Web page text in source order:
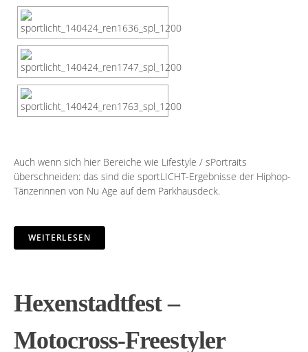
Auch wenn sich hier Bereiche wie Lifestyle / sPortraits
überschneiden: das sind die sportLICHT-Ergebnisse der Hiphop-
Tänzerinnen von Nu Age auf dem Parkhausdeck.
WEITERLESEN
Hexenstadtfest –
Motocross-Freestyler